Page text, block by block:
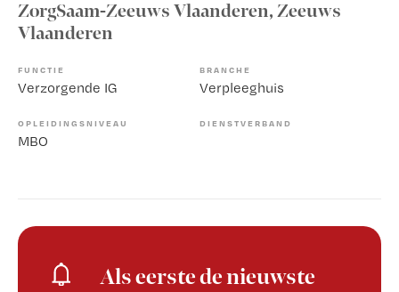
ZorgSaam-Zeeuws Vlaanderen, Zeeuws
Vlaanderen
FUNCTIE
Verzorgende IG
BRANCHE
Verpleeghuis
OPLEIDINGSNIVEAU
MBO
DIENSTVERBAND
Als eerste de nieuwste